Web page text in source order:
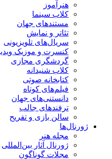
هنرآموز
کلاب سینما
مستندهای جهان
تئاتر و نمایش
سریال‌های تلویزیونی
کنسرت و موزیک
گردشگری مجازی
کلاب شنیدانه
کتابخانه صوتی
فیلم‌های کوتاه
دانستنی‌های جهان
ترفندهای جالب
سالن بازی و تفریح
ژورنال‌ها
مجله هنر
ژورنال آثار بین‌المللی
مجلات گوناگون